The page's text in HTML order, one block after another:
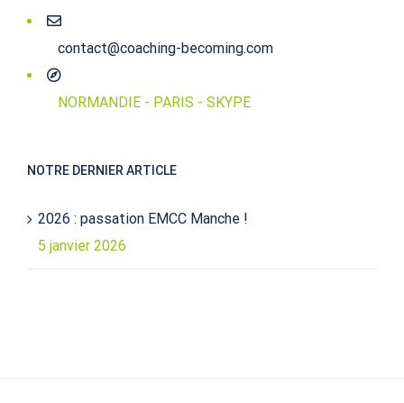
contact@coaching-becoming.com
NORMANDIE - PARIS - SKYPE
NOTRE DERNIER ARTICLE
2026 : passation EMCC Manche !
5 janvier 2026